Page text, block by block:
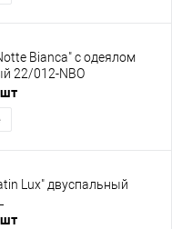
Bianca" с одеялом
22/012-NBO
Lux" двуспальный